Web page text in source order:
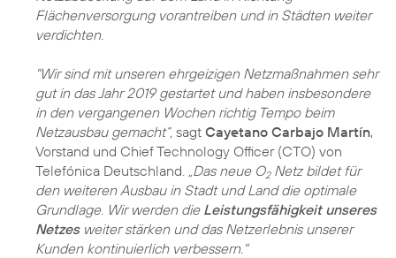
Flächenversorgung vorantreiben und in Städten weiter
verdichten.
"Wir sind mit unseren ehrgeizigen Netzmaßnahmen sehr
gut in das Jahr 2019 gestartet und haben insbesondere
in den vergangenen Wochen richtig Tempo beim
Netzausbau gemacht“, sagt Cayetano Carbajo Martín,
Vorstand und Chief Technology Officer (CTO) von
Telefónica Deutschland.
„Das neue O2Netz bildet für
den weiteren Ausbau in Stadt und Land die optimale
Grundlage. Wir werden die Leistungsfähigkeit unseres
Netzesweiter stärken und das Netzerlebnis unserer
Kunden kontinuierlich verbessern."